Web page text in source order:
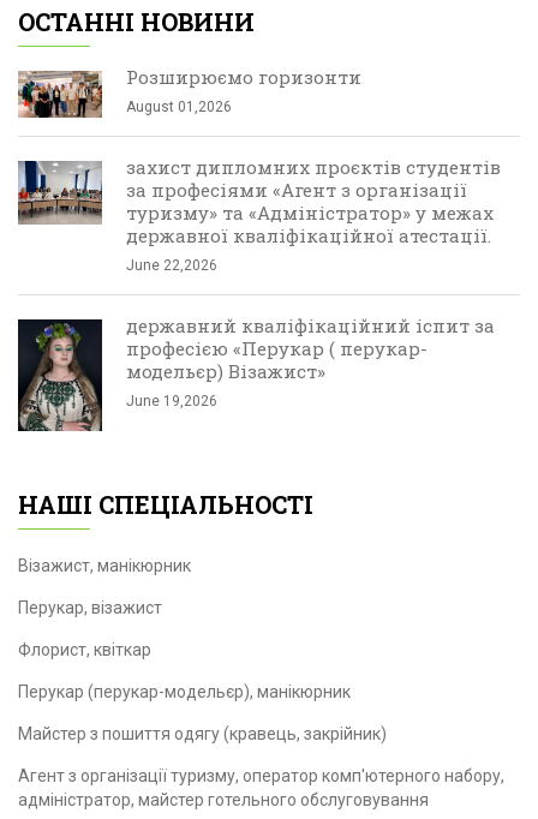
ОСТАННІ НОВИНИ
Розширюємо горизонти
August 01,2026
захист дипломних проєктів студентів
за професіями «Агент з організації
туризму» та «Адміністратор» у межах
державної кваліфікаційної атестації.
June 22,2026
державний кваліфікаційний іспит за
професією «Перукар ( перукар-
модельєр) Візажист»
June 19,2026
НАШІ СПЕЦІАЛЬНОСТІ
Візажист, манікюрник
Перукар, візажист
Флорист, квіткар
Перукар (перукар-модельєр), манікюрник
Майстер з пошиття одягу (кравець, закрійник)
Агент з організації туризму, оператор комп'ютерного набору,
адміністратор, майстер готельного обслуговування